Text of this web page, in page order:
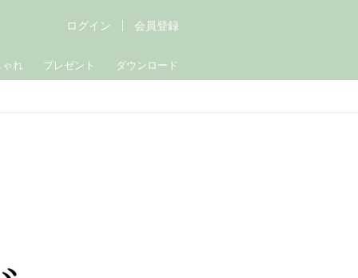
ゃれ プレゼント ダウンロード
ログイン 会員登録